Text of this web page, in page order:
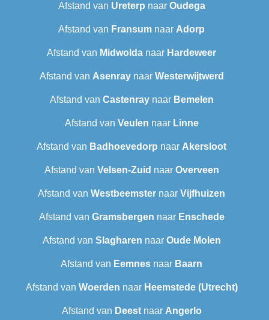
Afstand van Ureterp naar Oudega
Afstand van Fransum naar Adorp
Afstand van Midwolda naar Hardeweer
Afstand van Asenraynaar Westerwijtwerd
Afstand van Castenraynaar Bemelen
Afstand van Veulen naar Linne
Afstand van Badhoevedorp naar Akersloot
Afstand van Velsen-Zuid naar Overveen
Afstand van Westbeemster naar Vijfhuizen
Afstand van Gramsbergen naar Enschede
Afstand van Slagharen naar Oude Molen
Afstand van Eemnes naar Baarn
Afstand van Woerden naar Heemstede (Utrecht)
Afstand van Deestnaar Angerlo